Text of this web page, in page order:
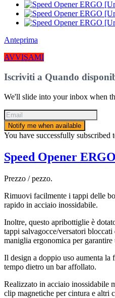
Anteprima
AVVISAMI
Iscriviti a Quando
We'll slide into your inbox when
Notify me when available
You have successfully subscribed
Speed Opener
Prezzo / pezzo.
Rimuovi facilmente i tappi delle
rapido in acciaio inossidabile.
Inoltre, questo apribottiglie è
tappi salvagocce/versatori
maniglia ergonomica per garantire
Il design a doppio uso aumenta la
tempo dietro un bar affollato.
Realizzato in acciaio inossidabile
clip magnetiche per cintura e altri